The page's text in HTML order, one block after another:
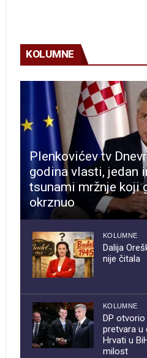
KOLUMNE
Plenkovićev tv
godina vlasti, jedan
tsunami mržnje koji
okrznuo
KOLUMNE
Dalija
nije čitala
KOLUMNE
DP
pretvara u
Hrvati u
milost